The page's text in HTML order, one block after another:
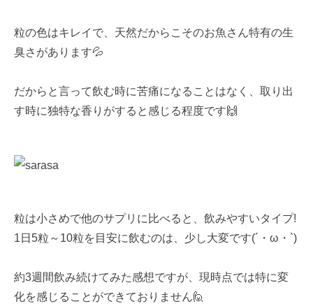
粒の色はキレイで、天然だからこそのお魚さん特有の生
臭さがあります💦
だからと言って飲む時に苦痛になることはなく、取り出
す時に独特な香りがすると感じる程度です🙌
粒は小さめで他のサプリに比べると、飲みやすいタイプ!
1日5粒～10粒を目安に飲むのは、少し大変です(´・ω・`)
約3週間飲み続けてみた感想ですが、現時点では特に変
化を感じることができておりません🙋